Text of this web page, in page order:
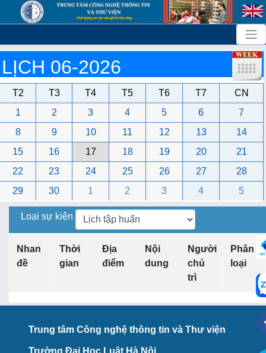
LỊCH 06-2026
T2 T3 T4 T5 T6 T7
CN
1
2 3 4 5 6
7
8
9 10 11 12 13
14
15
16 17 18 19 20
21
22
23 24 25 26 27
28
29
30 1 2 3 4 5
Loại sự kiện
Nhan
đề
Thời
gian
Địa
điểm
Nội
dung
Người
chủ
trì
Phân
loại
Trung tâm Công nghệ thông tin và Thư viện
Trường Đại Học Luật Hà Nội